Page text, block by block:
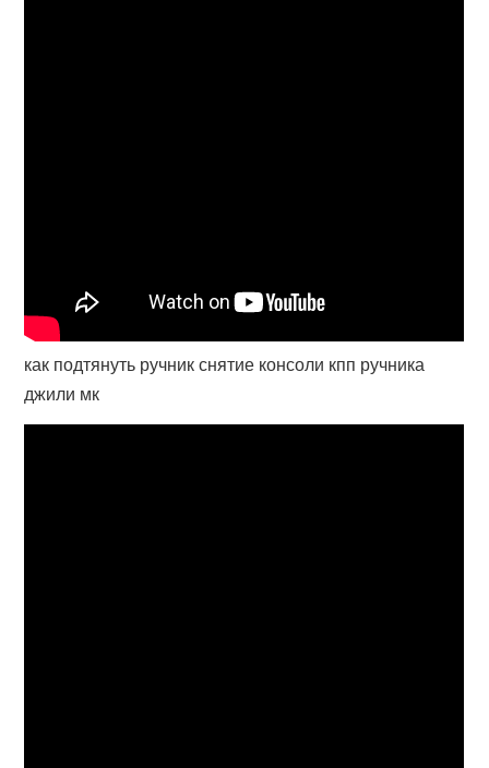
как подтянуть ручник снятие консоли кпп ручника
джили мк